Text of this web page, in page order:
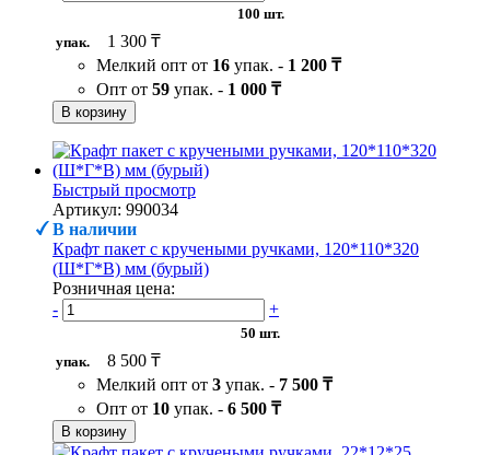
100 шт.
упак.
1 300 ₸
Мелкий опт от 16 упак. - 1 200 ₸
Опт от 59 упак. - 1 000 ₸
В корзину
Быстрый просмотр
Артикул: 990034
В наличии
Крафт пакет с кручеными ручками, 120*110*320
(Ш*Г*В) мм (бурый)
Розничная цена:
-
+
50 шт.
упак.
8 500 ₸
Мелкий опт от 3 упак. - 7 500 ₸
Опт от 10 упак. - 6 500 ₸
В корзину